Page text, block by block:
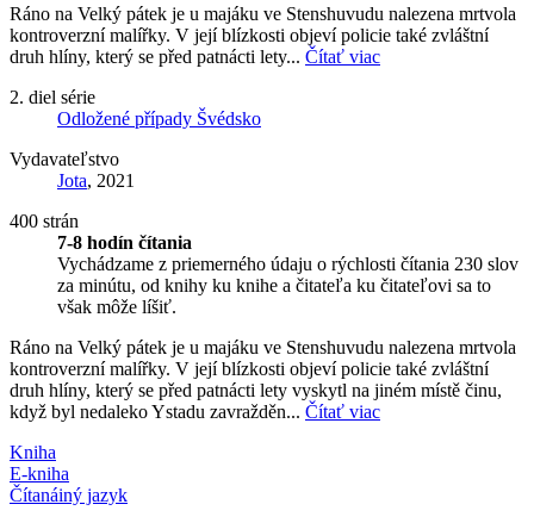
Ráno na Velký pátek je u majáku ve Stenshuvudu nalezena mrtvola
kontroverzní malířky. V její blízkosti objeví policie také zvláštní
druh hlíny, který se před patnácti lety... Čítať viac
2. diel série
Odložené případy Švédsko
Vydavateľstvo
Jota, 2021
400 strán
7-8 hodín čítania
Vychádzame z priemerného údaju o rýchlosti čítania 230 slov
za minútu, od knihy ku knihe a čitateľa ku čitateľovi sa to
však môže líšiť.
Ráno na Velký pátek je u majáku ve Stenshuvudu nalezena mrtvola
kontroverzní malířky. V její blízkosti objeví policie také zvláštní
druh hlíny, který se před patnácti lety vyskytl na jiném místě činu,
když byl nedaleko Ystadu zavražděn... Čítať viac
Kniha
E-kniha
Čítanáiný jazyk